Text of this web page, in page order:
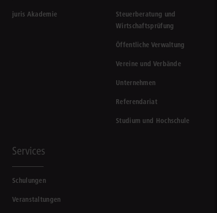
juris Akademie
Steuerberatung und
Wirtschaftsprüfung
Öffentliche Verwaltung
Vereine und Verbände
Unternehmen
Referendariat
Studium und Hochschule
Services
Schulungen
Veranstaltungen